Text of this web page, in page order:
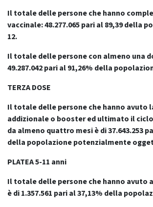
Il totale delle persone che hanno
vaccinale: 48.277.065 pari al 89,39 della
12.
Il totale delle persone con almeno una
49.287.042 pari al 91,26% della
TERZA DOSE
Il totale delle persone che hanno avuto
addizionale o booster ed ultimato il
da almeno quattro mesiè di 37.643.253
della popolazione potenzialmente
PLATEA 5-11 anni
Il totale delle persone che hanno avuto
è di 1.357.561 pari al 37,13% della